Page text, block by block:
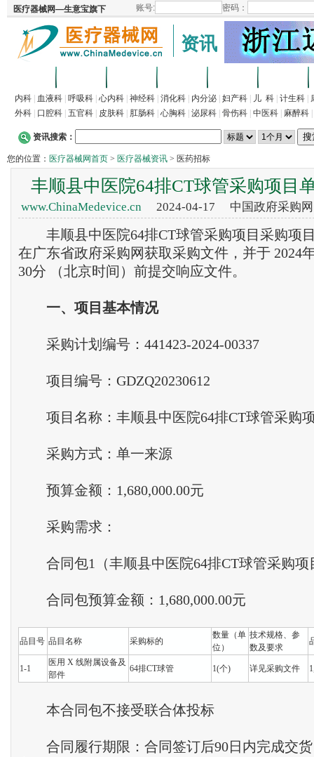
资讯
内科 血液科 呼吸科 心内科 神经科 消化科 内分泌 妇产科 儿 科 计生科
外科
口腔科 五官科 皮肤科 肛肠科 心胸科 泌尿科 骨伤科 中医科 麻醉科
资讯搜索：
您的位置： 医疗器械网首页 > 医疗器械资讯 > 医药招标
丰顺县中医院64排CT球管采购项目
www.ChinaMedevice.cn2024-04-17 中国政府采购
丰顺县中医院64排CT球管采购项目采购项
在广东省政府采购网获取采购文件，并于 2024
30分 （北京时间）前提交响应文件。
一、项目基本情况
采购计划编号：441423-2024-00337
项目编号：GDZQ20230612
项目名称：丰顺县中医院64排CT球管采购
采购方式：单一来源
预算金额：1,680,000.00元
采购需求：
合同包1（丰顺县中医院64排CT球管采购项
合同包预算金额：1,680,000.00元
品目号 品目名称 采购标的
数量（单
位）
技术规格、参
数及要求
1-1
医用 X 线附属设备及
部件
64排CT球管 1(个) 详见采购文件
本合同包不接受联合体投标
合同履行期限：合同签订后90日内完成交货